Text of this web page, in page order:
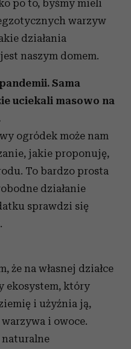
po to, byśmy mieli
warzyw
działania
naszym domem.
Sama
uciekali masowo na
ogródek może nam
jakie proponuję,
To bardzo prosta
działanie
sprawdzi się
że na własnej działce
ekosystem, który
i użyźnia ją,
i owoce.